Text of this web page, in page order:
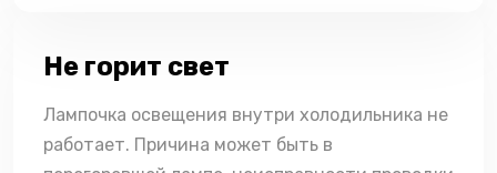
Не горит свет
Лампочка освещения внутри холодильника не
работает. Причина может быть в